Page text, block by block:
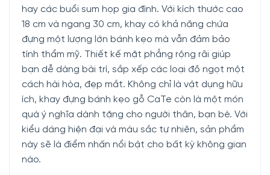
hay các buổi sum họp gia đình. Với kích thước cao
18 cm và ngang 30 cm, khay có khả năng chứa
đựng một lượng lớn bánh kẹo mà vẫn đảm bảo
tính thẩm mỹ. Thiết kế mặt phẳng rộng rãi giúp
bạn dễ dàng bài trí, sắp xếp các loại đồ ngọt một
cách hài hòa, đẹp mắt. Không chỉ là vật dụng hữu
ích, khay đựng bánh kẹo gỗ CaTe còn là một món
quà ý nghĩa dành tặng cho người thân, bạn bè. Với
kiểu dáng hiện đại và màu sắc tự nhiên, sản phẩm
này sẽ là điểm nhấn nổi bật cho bất kỳ không gian
nào.